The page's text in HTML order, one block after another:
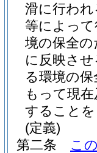
滑に行わ
等によっ
境の保全
に反映さ
る環境の
もって現
すること
(定義)
第二条
こ